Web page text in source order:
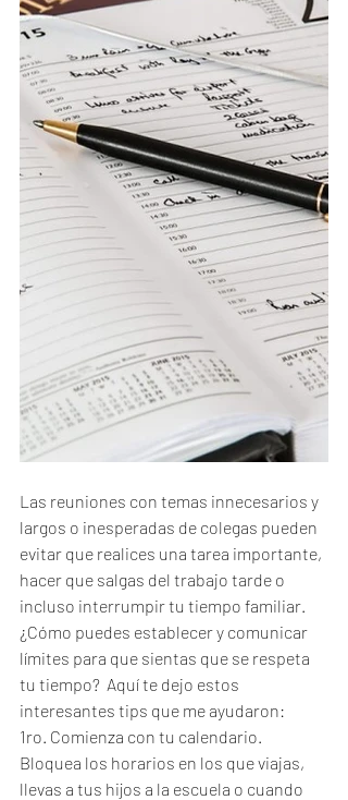
Las reuniones con temas innecesarios y
largos o inesperadas de colegas pueden
evitar que realices una tarea importante,
hacer que salgas del trabajo tarde o
incluso interrumpir tu tiempo familiar.
¿Cómo puedes establecer y comunicar
límites para que sientas que se respeta
tu tiempo?  Aquí te dejo estos
interesantes tips que me ayudaron:
1ro. Comienza con tu calendario.
Bloquea los horarios en los que viajas,
llevas a tus hijos a la escuela o cuando